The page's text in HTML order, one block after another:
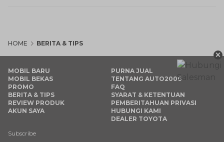
HOME BERITA & TIPS
×
MOBIL BARU
MOBIL BEKAS
PROMO
BERITA & TIPS
REVIEW PRODUK
AKUN SAYA
PURNA JUAL
TENTANG AUTO2000
FAQ
SYARAT & KETENTUAN
PEMBERITAHUAN PRIVASI
HUBUNGI KAMI
DEALER TOYOTA
Subscribe